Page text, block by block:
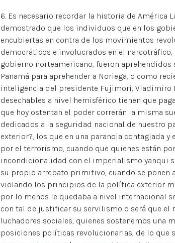
6. Es necesario recordar la historia de América
demostrado que los individuos que en los
encubiertas en contra de los movimientos
democráticos e involucrados en el
gobierno norteamericano, fueron
Panamá para aprehender a Noriega, o como
inteligencia del presidente Fujimori, Vladimiro
desechables a nivel hemisférico tienen que
que hoy ostentan el poder correrán la misma
dedicados a la seguridad nacional de nuestro
exterior?, los que en una paranoia contagiada
por el terrorismo, cuando que quienes están
incondicionalidad con el imperialismo yanqui
su propio arrebato primitivo, cuando se ponen
violando los principios de la política exterior
por lo menos le quedaba a nivel internacional
con tal de justificar su servilismo o será que el
luchadores sociales, quienes sostenemos una
posiciones políticas revolucionarias, de lo que